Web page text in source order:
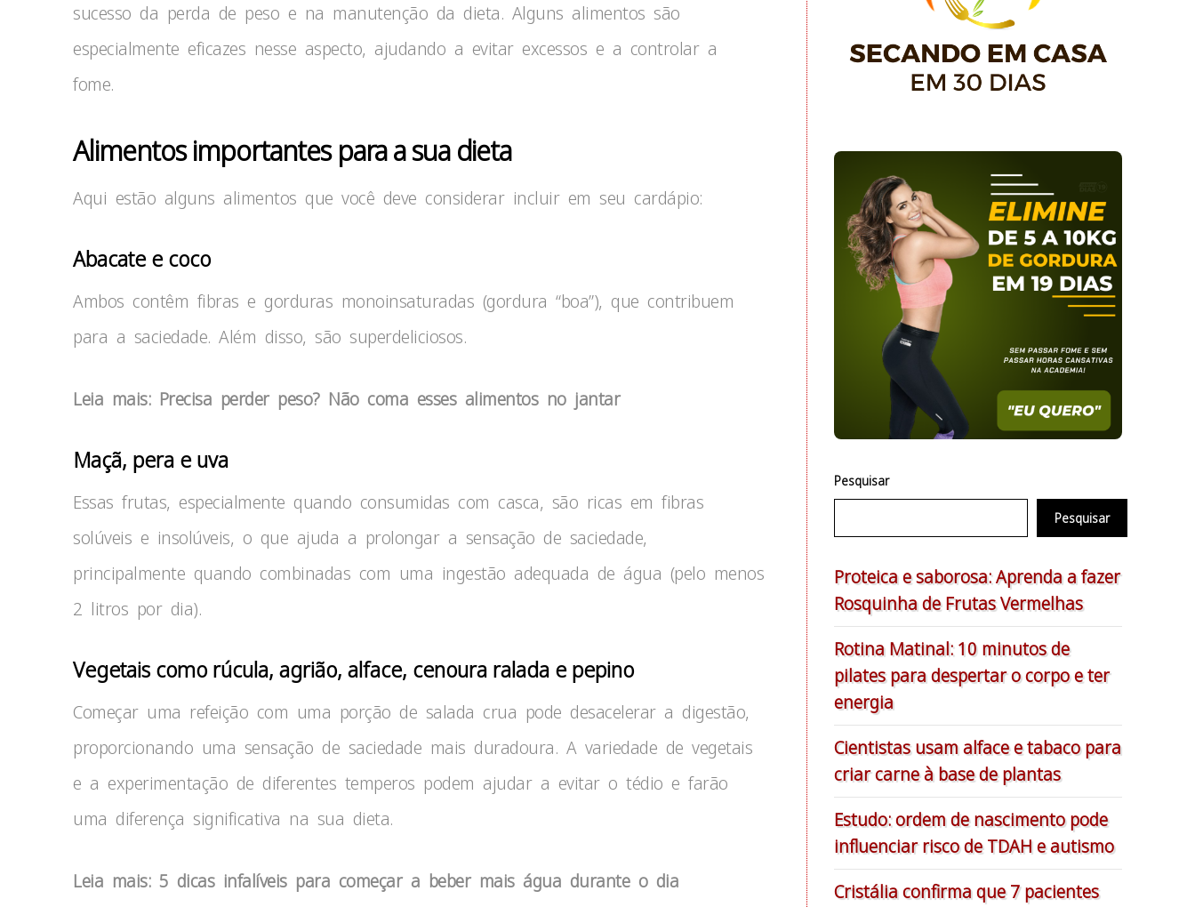
sucesso da perda de peso e na manutenção da dieta. Alguns alimentos são
especialmente eficazes nesse aspecto, ajudando a evitar excessos e a controlar a
fome.
Alimentos importantes para a sua dieta
Aqui estão alguns alimentos que você deve considerar incluir em seu cardápio:
Abacate e coco
Ambos contêm fibras e gorduras monoinsaturadas (gordura “boa”), que contribuem
para a saciedade. Além disso, são superdeliciosos.
Leia mais: Precisa perder peso? Não coma esses alimentos no jantar
Maçã, pera e uva
Essas frutas, especialmente quando consumidas com casca, são ricas em fibras
solúveis e insolúveis, o que ajuda a prolongar a sensação de saciedade,
principalmente quando combinadas com uma ingestão adequada de água (pelo menos
2 litros por dia).
Vegetais como rúcula, agrião, alface, cenoura ralada e pepino
Começar uma refeição com uma porção de salada crua pode desacelerar a digestão,
proporcionando uma sensação de saciedade mais duradoura. A variedade de vegetais
e a experimentação de diferentes temperos podem ajudar a evitar o tédio e farão
uma diferença significativa na sua dieta.
Leia mais: 5 dicas infalíveis para começar a beber mais água durante o dia
Pesquisar
Pesquisar
Proteica e saborosa: Aprenda a fazer
Rosquinha de Frutas Vermelhas
Rotina Matinal: 10 minutos de
pilates para despertar o corpo e ter
energia
Cientistas usam alface e tabaco para
criar carne à base de plantas
Estudo: ordem de nascimento pode
influenciar risco de TDAH e autismo
Cristália confirma que 7 pacientes